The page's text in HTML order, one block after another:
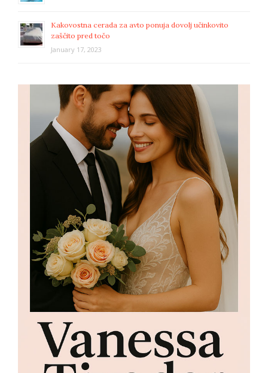
Kakovostna cerada za avto ponuja dovolj učinkovito
zaščito pred točo
January 17, 2023